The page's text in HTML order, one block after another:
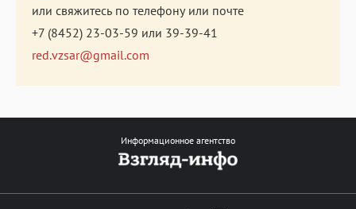
или свяжитесь по телефону или почте
+7 (8452) 23-03-59 или 39-39-41
red.vzsar@gmail.com
Информационное агентство